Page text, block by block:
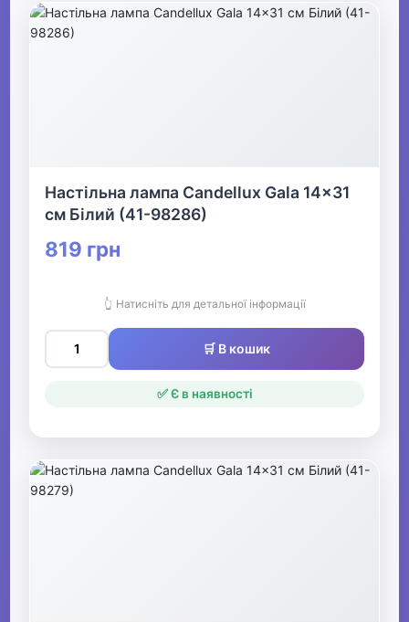
Настільна лампа Candellux Gala 14x31
см Білий (41-98286)
819 грн
👆 Натисніть для детальної інформації
🛒 В кошик
✅ Є в наявності